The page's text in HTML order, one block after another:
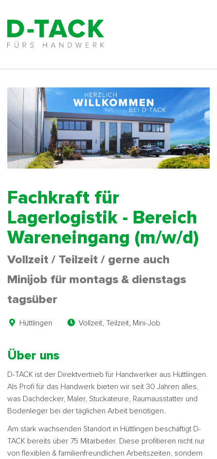
Fachkraft für
Lagerlogistik - Bereich
Wareneingang (m/w/d)
Vollzeit / Teilzeit / gerne auch
Minijob für montags & dienstags
tagsüber
Hüttlingen Vollzeit, Teilzeit, Mini-Job
Über uns
D-TACK ist der Direktvertrieb für Handwerker aus Hüttlingen.
Als Profi für das Handwerk bieten wir seit 30 Jahren alles,
was Dachdecker, Maler, Stuckateure, Raumausstatter und
Bodenleger bei der täglichen Arbeit benötigen.
Am stark wachsenden Standort in Hüttlingen beschäftigt D-
TACK bereits über 75 Mitarbeiter. Diese profitieren nicht nur
von flexiblen & familienfreundlichen Arbeitszeiten, sondern